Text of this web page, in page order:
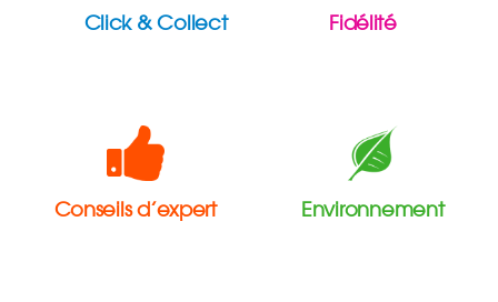
Click & Collect
Conseils d’expert
Fidélité
Environnement